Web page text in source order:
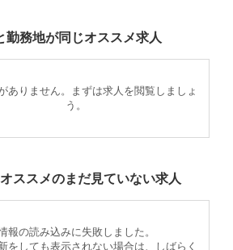
勤務地が同じオススメ求人
ありません。まずは求人を閲覧しましょ
う。
ススメのまだ見ていない求人
報の読み込みに失敗しました。
をしても表示されない場合は、しばらく